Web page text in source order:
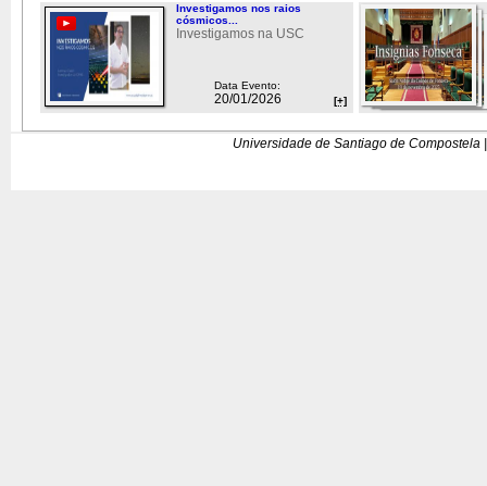
Investigamos nos raios
cósmicos...
Investigamos na USC
Data Evento:
20/01/2026 [+]
Universidade de Santiago de